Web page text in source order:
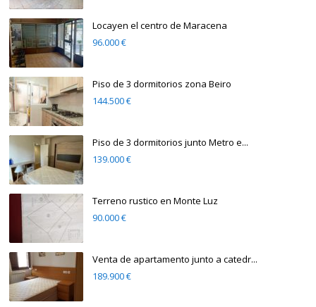
Locayen el centro de Maracena
96.000 €
Piso de 3 dormitorios zona Beiro
144.500 €
Piso de 3 dormitorios junto Metro e...
139.000 €
Terreno rustico en Monte Luz
90.000 €
Venta de apartamento junto a catedr...
189.900 €